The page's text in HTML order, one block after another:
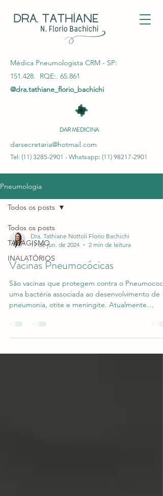
Médica Pneumologista CRM - SP:
151.428. RQE:. 65.861
@dra.tathiane_florio_bachichi
DAR MEDICINA
darsecretaria@hotmail.com
Tel: (11) 3285-2901 - Whatsapp: (11) 98217-2901
Pneumologia
Todos os posts
TABAGISMO
INALATÓRIOS
Todos os posts
Dra. Tathiane Nottoli Florio Bachichi
17 de jun. de 2024
2 min de leitura
Vacinas Pneumocócicas
São vacinas que protegem contra o
uma bactéria associada ao desenvolvimento de
pneumonia, otite e meningite. Atualmente